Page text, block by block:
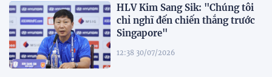
HLV Kim Sang Sik: "Chúng tôi
chỉ nghĩ đến chiến thắng trước
Singapore"
12:38 30/07/2026